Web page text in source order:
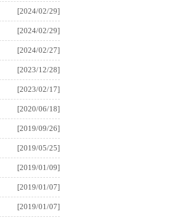
[2024/02/29]
[2024/02/29]
[2024/02/27]
[2023/12/28]
[2023/02/17]
[2020/06/18]
[2019/09/26]
[2019/05/25]
[2019/01/09]
[2019/01/07]
[2019/01/07]